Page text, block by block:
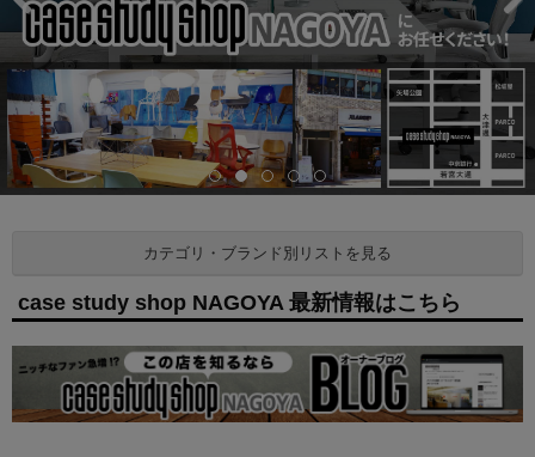
Previous Next
カテゴリ・ブランド別リストを見る
case study shop NAGOYA 最新情報はこちら